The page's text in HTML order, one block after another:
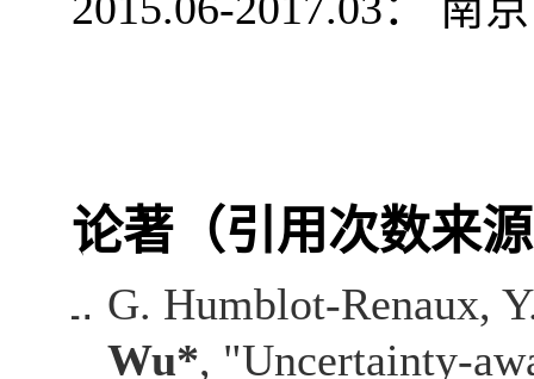
论著（引用次数来
G. Humblot-Renaux,
Wu*, "Uncertainty-